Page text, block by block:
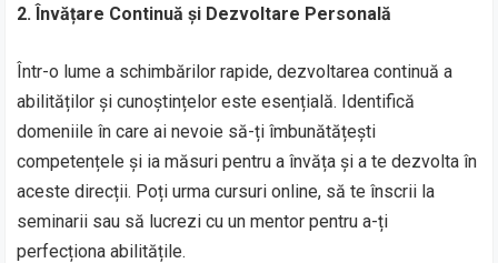
2. Învățare Continuă și Dezvoltare Personală
Într-o lume a schimbărilor rapide, dezvoltarea continuă a
abilităților și cunoștințelor este esențială. Identifică
domeniile în care ai nevoie să-ți îmbunătățești
competențele și ia măsuri pentru a învăța și a te dezvolta în
aceste direcții. Poți urma cursuri online, să te înscrii la
seminarii sau să lucrezi cu un mentor pentru a-ți
perfecționa abilitățile.